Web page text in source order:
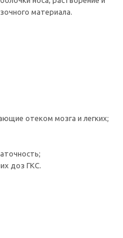
материала.
отеком мозга и легких;
доз ГКС.